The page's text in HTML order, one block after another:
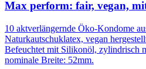
Max perform: fair, vegan,
10 aktverlängernde Öko-Kondome
Naturkautschuklatex, vegan
Befeuchtet mit Silikonöl, zylindrisch
nominale Breite: 52mm.